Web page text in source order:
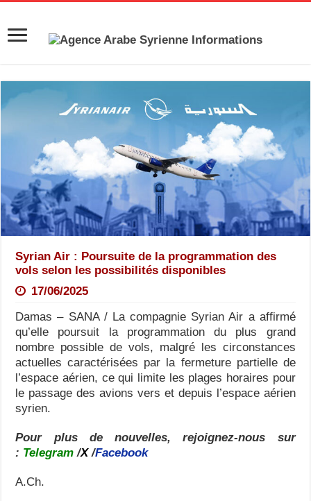
Syrian Air : Poursuite de la programmation des
vols selon les possibilités disponibles
17/06/2025
Damas – SANA / La compagnie Syrian Air a affirmé
qu’elle poursuit la programmation du plus grand
nombre possible de vols, malgré les circonstances
actuelles caractérisées par la fermeture partielle de
l’espace aérien, ce qui limite les plages horaires pour
le passage des avions vers et depuis l’espace aérien
syrien.
Pour plus de nouvelles, rejoignez-nous sur
: Telegram/X/Facebook
A.Ch.